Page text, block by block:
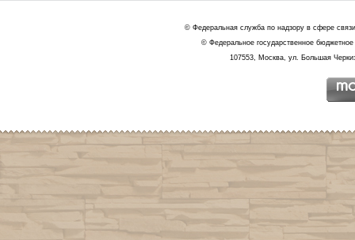
© Федеральная служба по надзору в сфере
© Федеральное государственное
107553, Москва, ул. Большая